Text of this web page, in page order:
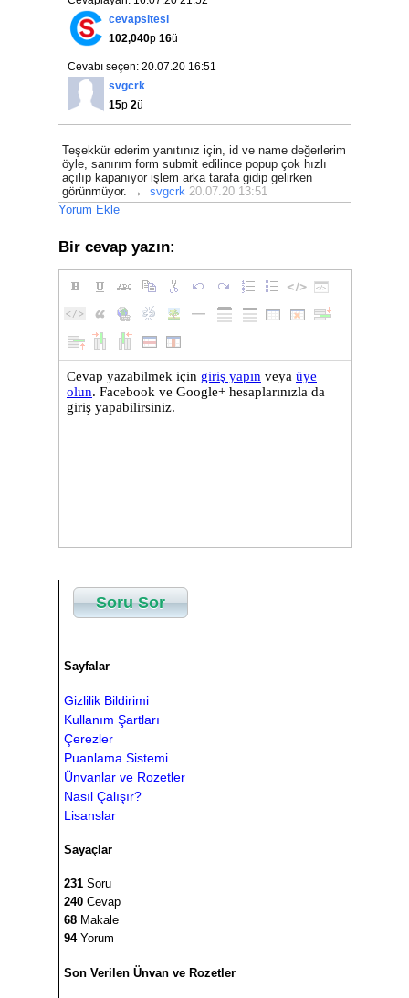
cevapsitesi
102,040p 16ü
Cevabı seçen: 20.07.20 16:51
svgcrk
15p 2ü
Teşekkür ederim yanıtınız için, id ve name değerlerim
öyle, sanırım form submit edilince popup çok hızlı
açılıp kapanıyor işlem arka tarafa gidip gelirken
görünmüyor. → svgcrk 20.07.20 13:51
Yorum Ekle
Bir cevap yazın:
Soru Sor
Sayfalar
Gizlilik Bildirimi
Kullanım Şartları
Çerezler
Puanlama Sistemi
Ünvanlar ve Rozetler
Nasıl Çalışır?
Lisanslar
Sayaçlar
231 Soru
240 Cevap
68 Makale
94Yorum
Son Verilen Ünvan ve Rozetler